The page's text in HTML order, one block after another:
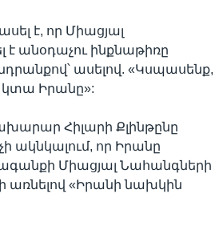
է, որ Միացյալ
է անօդաչու ինքնաթիռը
ասելով. «Կսպասենք,
կտա Իրանը»:
Հիլարի Քլինթընը
ակնկալում, որ Իրանը
Միացյալ Նահանգների
առնելով «Իրանի նախկին